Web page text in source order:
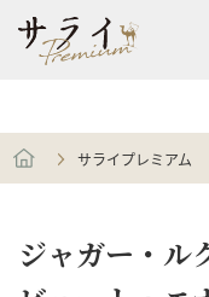
サライプレミアム
ジャガー・ル